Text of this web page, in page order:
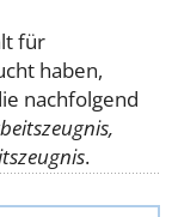
für
haben,
nachfolgend
.